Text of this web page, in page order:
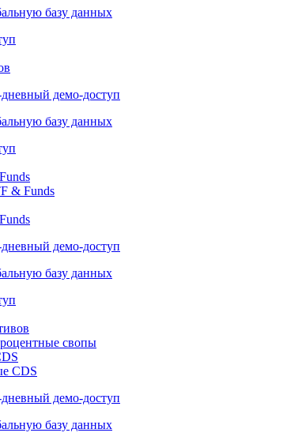
базу данных
дневный демо-доступ
базу данных
& Funds
дневный демо-доступ
базу данных
свопы
CDS
дневный демо-доступ
базу данных